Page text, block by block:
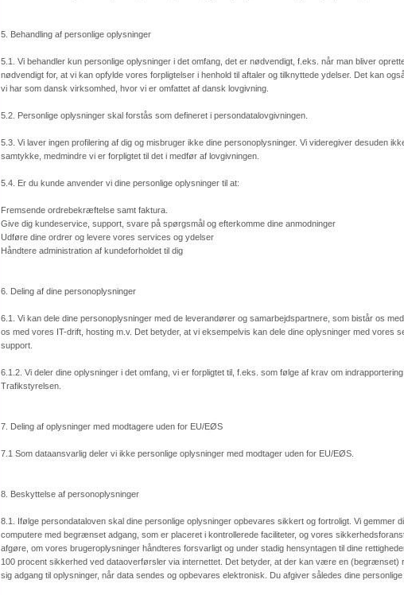
5. Behandling af personlige oplysninger
5.1. Vi behandler kun personlige oplysninger i det omfang, det er nødvendigt, f.eks. når man bliver
nødvendigt for, at vi kan opfylde vores forpligtelser i henhold til aftaler og tilknyttede ydelser. Det kan
vi har som dansk virksomhed, hvor vi er omfattet af dansk lovgivning.
5.2. Personlige oplysninger skal forstås som defineret i persondatalovgivningen.
5.3. Vi laver ingen profilering af dig og misbruger ikke dine personoplysninger. Vi videregiver desuden
samtykke, medmindre vi er forpligtet til det i medfør af lovgivningen.
5.4. Er du kunde anvender vi dine personlige oplysninger til at:
Fremsende ordrebekræftelse samt faktura.
Give dig kundeservice, support, svare på spørgsmål og efterkomme dine anmodninger
Udføre dine ordrer og levere vores services og ydelser
Håndtere administration af kundeforholdet til dig
6. Deling af dine personoplysninger
6.1. Vi kan dele dine personoplysninger med de leverandører og samarbejdspartnere, som bistår os
os med vores IT-drift, hosting m.v. Det betyder, at vi eksempelvis kan dele dine oplysninger med vores
support.
6.1.2. Vi deler dine oplysninger i det omfang, vi er forpligtet til, f.eks. som følge af krav om
Trafikstyrelsen.
7. Deling af oplysninger med modtagere uden for EU/EØS
7.1 Som dataansvarlig deler vi ikke personlige oplysninger med modtager uden for EU/EØS.
8. Beskyttelse af personoplysninger
8.1. Ifølge persondataloven skal dine personlige oplysninger opbevares sikkert og fortroligt. Vi gemmer
computere med begrænset adgang, som er placeret i kontrollerede faciliteter, og vores
afgøre, om vores brugeroplysninger håndteres forsvarligt og under stadig hensyntagen til dine
100 procent sikkerhed ved dataoverførsler via internettet. Det betyder, at der kan være en (begrænset)
sig adgang til oplysninger, når data sendes og opbevares elektronisk. Du afgiver således dine